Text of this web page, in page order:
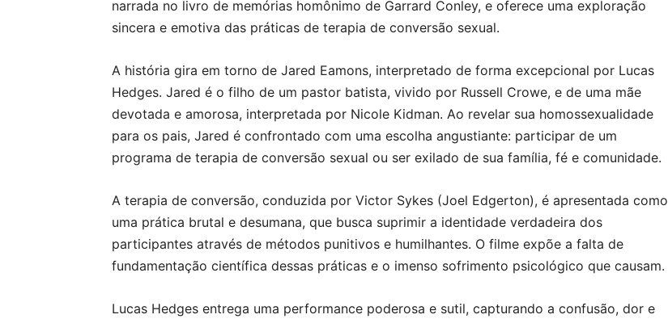
narrada no livro de memórias homônimo de Garrard Conley, e oferece uma exploração
sincera e emotiva das práticas de terapia de conversão sexual.
A história gira em torno de Jared Eamons, interpretado de forma excepcional por Lucas
Hedges. Jared é o filho de um pastor batista, vivido por Russell Crowe, e de uma mãe
devotada e amorosa, interpretada por Nicole Kidman. Ao revelar sua homossexualidade
para os pais, Jared é confrontado com uma escolha angustiante: participar de um
programa de terapia de conversão sexual ou ser exilado de sua família, fé e comunidade.
A terapia de conversão, conduzida por Victor Sykes (Joel Edgerton), é apresentada como
uma prática brutal e desumana, que busca suprimir a identidade verdadeira dos
participantes através de métodos punitivos e humilhantes. O filme expõe a falta de
fundamentação científica dessas práticas e o imenso sofrimento psicológico que causam.
Lucas Hedges entrega uma performance poderosa e sutil, capturando a confusão, dor e